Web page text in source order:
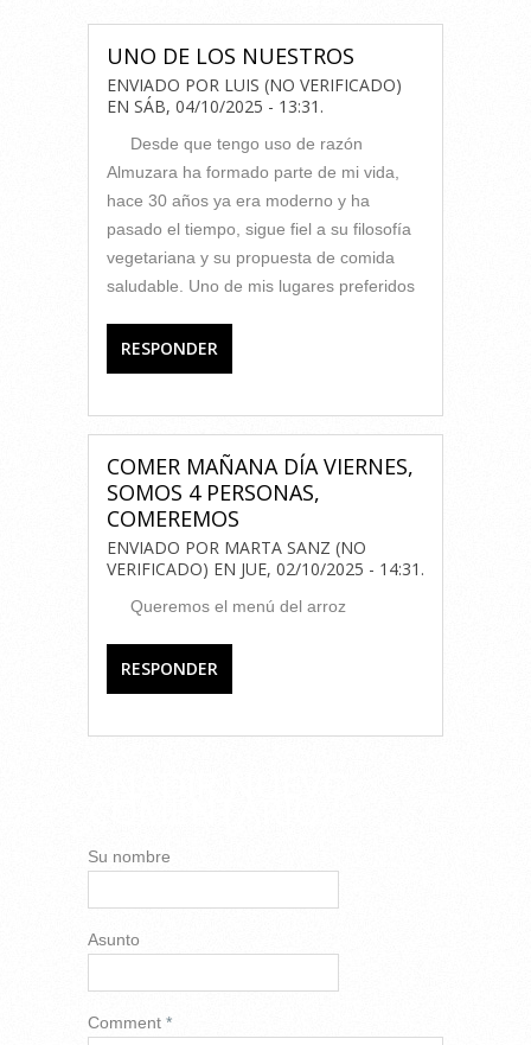
UNO DE LOS NUESTROS
ENVIADO POR LUIS (NO VERIFICADO)
EN SÁB, 04/10/2025 - 13:31 .
Desde que tengo uso de razón
Almuzara ha formado parte de mi vida,
hace 30 años ya era moderno y ha
pasado el tiempo, sigue fiel a su filosofía
vegetariana y su propuesta de comida
saludable. Uno de mis lugares preferidos
RESPONDER
COMER MAÑANA DÍA VIERNES,
SOMOS 4 PERSONAS,
COMEREMOS
ENVIADO POR MARTA SANZ (NO
VERIFICADO) EN JUE, 02/10/2025 - 14:31 .
Queremos el menú del arroz
RESPONDER
Su nombre
Asunto
Comment *